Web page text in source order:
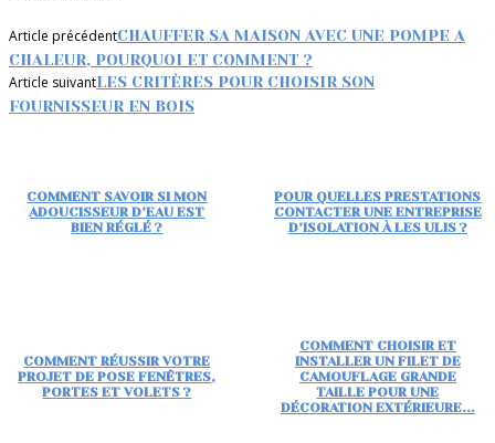
Article précédentCHAUFFER SA MAISON AVEC UNE POMPE A
CHALEUR, POURQUOI ET COMMENT ?
Article suivantLES CRITÈRES POUR CHOISIR SON
FOURNISSEUR EN BOIS
COMMENT SAVOIR SI MON
ADOUCISSEUR D’EAU EST
BIEN RÉGLÉ ?
POUR QUELLES PRESTATIONS
CONTACTER UNE ENTREPRISE
D’ISOLATION À LES ULIS ?
COMMENT RÉUSSIR VOTRE
PROJET DE POSE FENÊTRES,
PORTES ET VOLETS ?
COMMENT CHOISIR ET
INSTALLER UN FILET DE
CAMOUFLAGE GRANDE
TAILLE POUR UNE
DÉCORATION EXTÉRIEURE...